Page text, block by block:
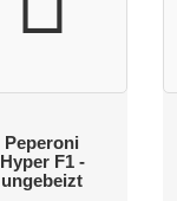
Peperoni
Hyper F1 -
ungebeizt